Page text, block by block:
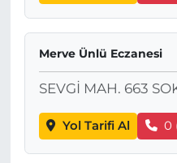
Merve Ünlü Eczanesi
SEVGİ MAH. 663
Yol Tarifi Al 0